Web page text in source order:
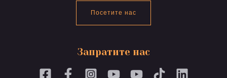
Посетите нас
Запратите нас